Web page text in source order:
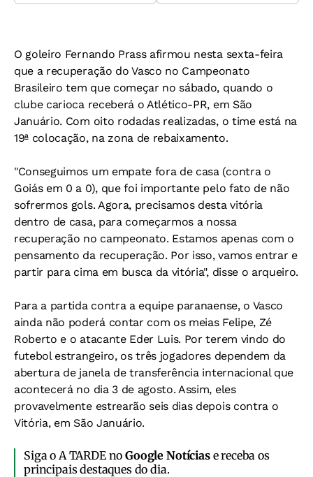
O goleiro Fernando Prass afirmou nesta sexta-feira
que a recuperação do Vasco no Campeonato
Brasileiro tem que começar no sábado, quando o
clube carioca receberá o Atlético-PR, em São
Januário. Com oito rodadas realizadas, o time está na
19ª colocação, na zona de rebaixamento.
"Conseguimos um empate fora de casa (contra o
Goiás em 0 a 0), que foi importante pelo fato de não
sofrermos gols. Agora, precisamos desta vitória
dentro de casa, para começarmos a nossa
recuperação no campeonato. Estamos apenas com o
pensamento da recuperação. Por isso, vamos entrar e
partir para cima em busca da vitória", disse o arqueiro.
Para a partida contra a equipe paranaense, o Vasco
ainda não poderá contar com os meias Felipe, Zé
Roberto e o atacante Eder Luis. Por terem vindo do
futebol estrangeiro, os três jogadores dependem da
abertura de janela de transferência internacional que
acontecerá no dia 3 de agosto. Assim, eles
provavelmente estrearão seis dias depois contra o
Vitória, em São Januário.
Siga o A TARDE noGoogle Notíciase receba os
principais destaques do dia.